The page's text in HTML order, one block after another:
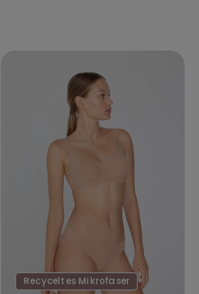
Recyceltes Mikrofaser